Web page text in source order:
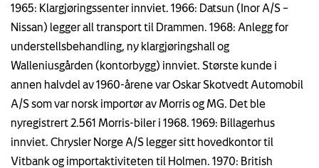
1965: Klargjøringssenter innviet. 1966: Datsun (Inor A/S –
Nissan) legger all transport til Drammen. 1968: Anlegg for
understellsbehandling, ny klargjøringshall og
Walleniusgården (kontorbygg) innviet. Største kunde i
annen halvdel av 1960-årene var Oskar Skotvedt Automobil
A/S som var norsk importør av Morris og MG. Det ble
nyregistrert 2.561 Morris-biler i 1968. 1969: Billagerhus
innviet. Chrysler Norge A/S legger sitt hovedkontor til
Vitbank og importaktiviteten til Holmen. 1970: British